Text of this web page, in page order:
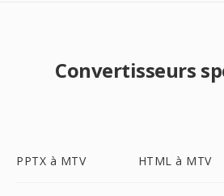
Convertisseurs
PPTX à MTV HTML à MTV